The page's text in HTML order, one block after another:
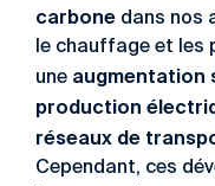
carbone dans nos
le chauffage et les
une augmentation
production
réseaux de
Cependant, ces